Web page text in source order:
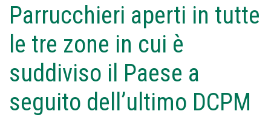
Parrucchieri aperti in tutte
le tre zone in cui è
suddiviso il Paese a
seguito dell’ultimo DCPM